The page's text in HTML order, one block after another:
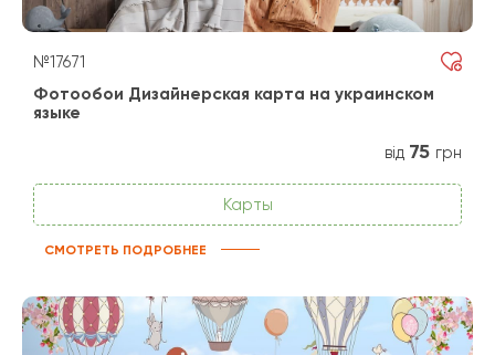
№17671
Фотообои Дизайнерская карта на украинском
языке
від 75 грн
Карты
СМОТРЕТЬ ПОДРОБНЕЕ